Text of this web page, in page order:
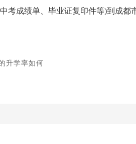
考成绩单、毕业证复印件等)到成都
升学率如何